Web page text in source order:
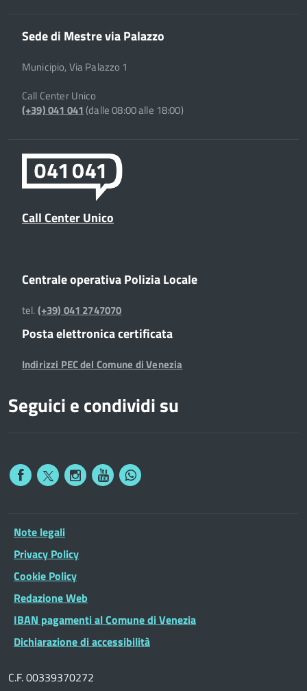
Sede di Mestre via Palazzo
Municipio, Via Palazzo 1
Call Center Unico
(+39) 041 041(dalle 08:00 alle 18:00)
Call Center Unico
Centrale operativa Polizia Locale
tel.(+39) 041 2747070
Posta elettronica certificata
Indirizzi PEC del Comune di Venezia
Seguici e condividi su
Note legali
Privacy Policy
Cookie Policy
Redazione Web
IBAN pagamenti al Comune di Venezia
Dichiarazione di accessibilità
C.F. 00339370272